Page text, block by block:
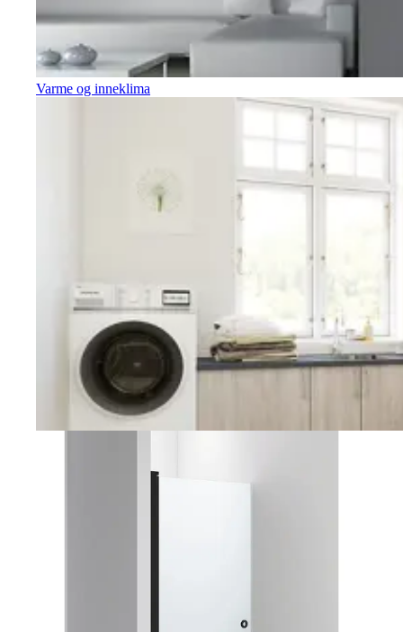
Varme og inneklima